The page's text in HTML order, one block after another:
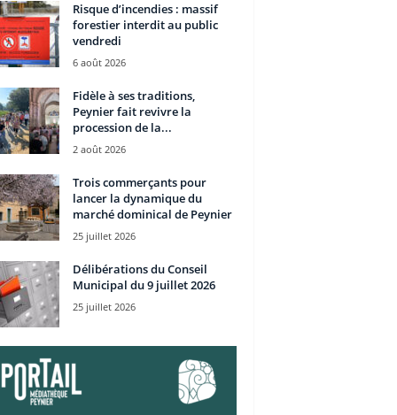
Risque d’incendies : massif
forestier interdit au public
vendredi
6 août 2026
Fidèle à ses traditions,
Peynier fait revivre la
procession de la...
2 août 2026
Trois commerçants pour
lancer la dynamique du
marché dominical de Peynier
25 juillet 2026
Délibérations du Conseil
Municipal du 9 juillet 2026
25 juillet 2026